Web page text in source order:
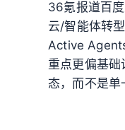
36氪报道百
云/智能体转
Active
重点更偏基础
态，而不是单